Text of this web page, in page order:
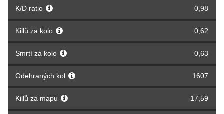
K/D ratio 0,98
Killů za kolo 0,62
Smrtí za kolo 0,63
Odehraných kol 1607
Killů za mapu 17,59